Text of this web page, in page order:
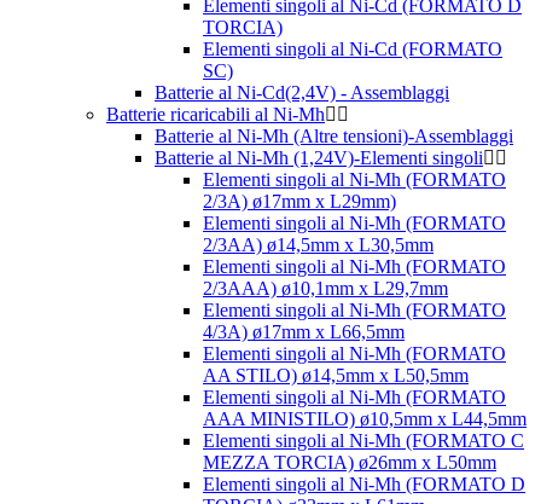
Elementi singoli al Ni-Cd (FORMATO D
TORCIA)
Elementi singoli al Ni-Cd (FORMATO
SC)
Batterie al Ni-Cd(2,4V) - Assemblaggi
Batterie ricaricabili al Ni-Mh
Batterie al Ni-Mh (Altre tensioni)-Assemblaggi
Batterie al Ni-Mh (1,24V)-Elementi singoli
Elementi singoli al Ni-Mh (FORMATO
2/3A) ø17mm x L29mm)
Elementi singoli al Ni-Mh (FORMATO
2/3AA) ø14,5mm x L30,5mm
Elementi singoli al Ni-Mh (FORMATO
2/3AAA) ø10,1mm x L29,7mm
Elementi singoli al Ni-Mh (FORMATO
4/3A) ø17mm x L66,5mm
Elementi singoli al Ni-Mh (FORMATO
AA STILO) ø14,5mm x L50,5mm
Elementi singoli al Ni-Mh (FORMATO
AAA MINISTILO) ø10,5mm x L44,5mm
Elementi singoli al Ni-Mh (FORMATO C
MEZZA TORCIA) ø26mm x L50mm
Elementi singoli al Ni-Mh (FORMATO D